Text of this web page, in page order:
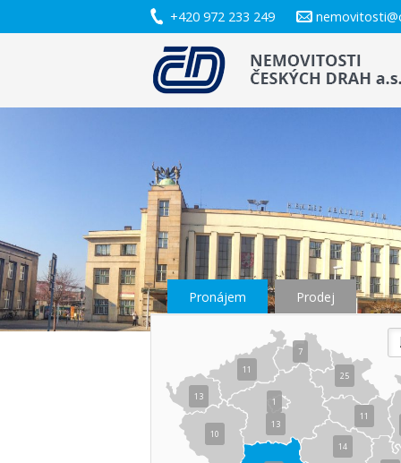
+420 972 233 249
Pronájem Prodej
14
11
25
1
13
7
10
11
13